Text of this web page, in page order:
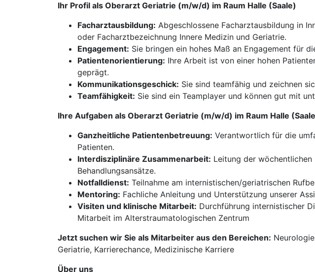
Ihr Profil als Oberarzt Geriatrie (m/w/d) im Raum Halle (Saale)
Facharztausbildung: Abgeschlossene Facharztausbildung in
oder Facharztbezeichnung Innere Medizin und Geriatrie.
Engagement: Sie bringen ein hohes Maß an Engagement für
Patientenorientierung: Ihre Arbeit ist von einer hohen
geprägt.
Kommunikationsgeschick: Sie sind teamfähig und zeichnen
Teamfähigkeit: Sie sind ein Teamplayer und können gut mit
Ihre Aufgaben als Oberarzt Geriatrie (m/w/d) im Raum Halle
Ganzheitliche Patientenbetreuung: Verantwortlich für die
Patienten.
Interdisziplinäre Zusammenarbeit: Leitung der
Behandlungsansätze.
Notfalldienst: Teilnahme am internistischen/geriatrischen
Mentoring: Fachliche Anleitung und Unterstützung unserer
Visiten und klinische Mitarbeit: Durchführung internistischer
Mitarbeit im Alterstraumatologischen Zentrum
Jetzt suchen wir Sie als Mitarbeiter aus den Bereichen:
Geriatrie, Karrierechance, Medizinische Karriere
Über uns